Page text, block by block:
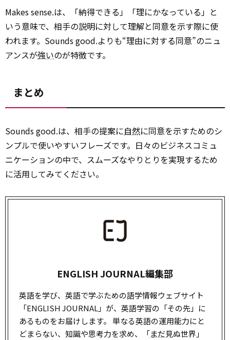
Makes sense.は、「納得できる」「理にかなっている」と
いう意味で、相手の説明に対して理解と同意を示す際に使
われます。Sounds good.よりも“理由に対する同意”のニュ
アンスが強いのが特徴です。
まとめ
Sounds good.は、相手の提案に自然に同意を示すためのシ
ンプルで使いやすいフレーズです。日々のビジネスコミュ
ニケーションの中で、スムーズなやりとりを実現するため
に活用してみてください。
ENGLISH JOURNAL編集部
英語を学び、英語で学ぶための語学情報ウェブサイト
「ENGLISH JOURNAL」が、英語学習の「その先」に
あるものをお届けします。 単なる英語の運用能力にと
どまらない、知識や思考力を求め、「まだ見ぬ世界」